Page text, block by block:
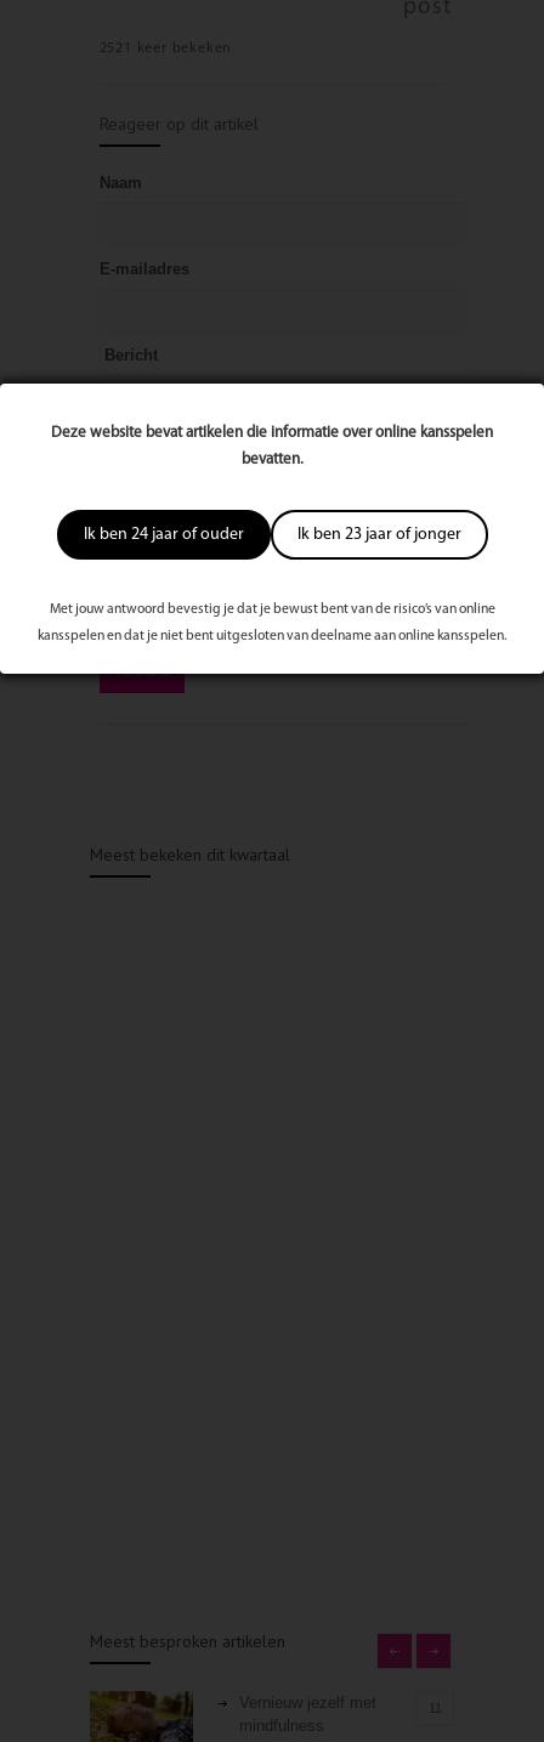
Deze website bevat artikelen die informatie over online kansspelen
bevatten.
Ik ben 24 jaar of ouder Ik ben 23 jaar of jonger
Met jouw antwoord bevestig je dat je bewust bent van de risico’s van online
kansspelen en dat je niet bent uitgesloten van deelname aan online kansspelen.
post
2521 keer bekeken
Reageer op dit artikel
Naam
E-mailadres
Bericht
Meest bekeken dit kwartaal
Meest besproken artikelen
Vernieuw jezelf met
mindfulness